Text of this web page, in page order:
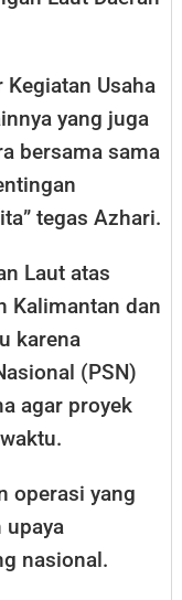
Usaha
yang juga
bersama sama
tegas Azhari.
Laut atas
Kalimantan dan
karena
(PSN)
agar proyek
operasi yang
upaya
nasional.